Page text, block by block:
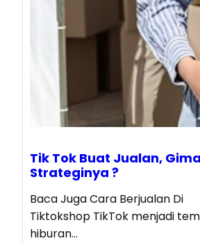
Tik Tok Buat Jualan,
Strateginya ?
Baca Juga Cara Berjualan Di
Tiktokshop TikTok menjadi
hiburan…